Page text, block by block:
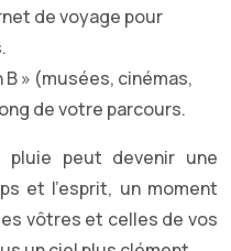
de voyage pour
» (musées, cinémas,
de votre parcours.
pluie peut devenir une
et l’esprit, un moment
vôtres et celles de vos